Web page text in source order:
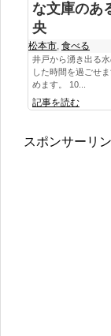
な文庫のあ
央
松本市, 食べる
井戸から湧き出る
した時間を過ごせ
めます。 10...
記事を読む
スポンサーリ